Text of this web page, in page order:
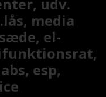
media
el-
esp,